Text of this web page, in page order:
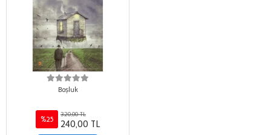
Boşluk
%25
320,00 TL
240,00 TL